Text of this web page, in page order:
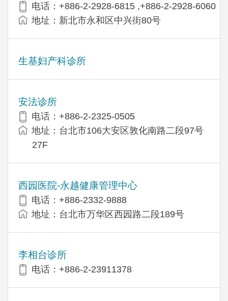
电话：+886-2-2928-6815 ,+886-2-2928-6060
地址：新北市永和区中兴街80号
生基妇产科诊所
安法诊所
电话：+886-2-2325-0505
地址：台北市106大安区敦化南路二段97号
27F
西园医院-永越健康管理中心
电话：+886-2332-9888
地址：台北市万华区西园路二段189号
李相台诊所
电话：+886-2-23911378